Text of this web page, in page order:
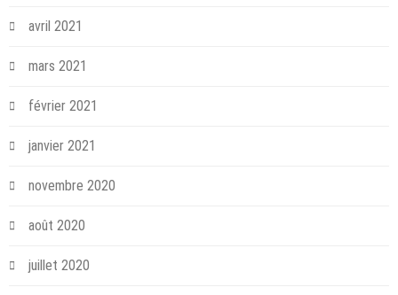
avril 2021
mars 2021
février 2021
janvier 2021
novembre 2020
août 2020
juillet 2020